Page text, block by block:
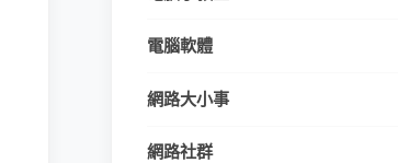
電腦軟體
網路大小事
網路社群